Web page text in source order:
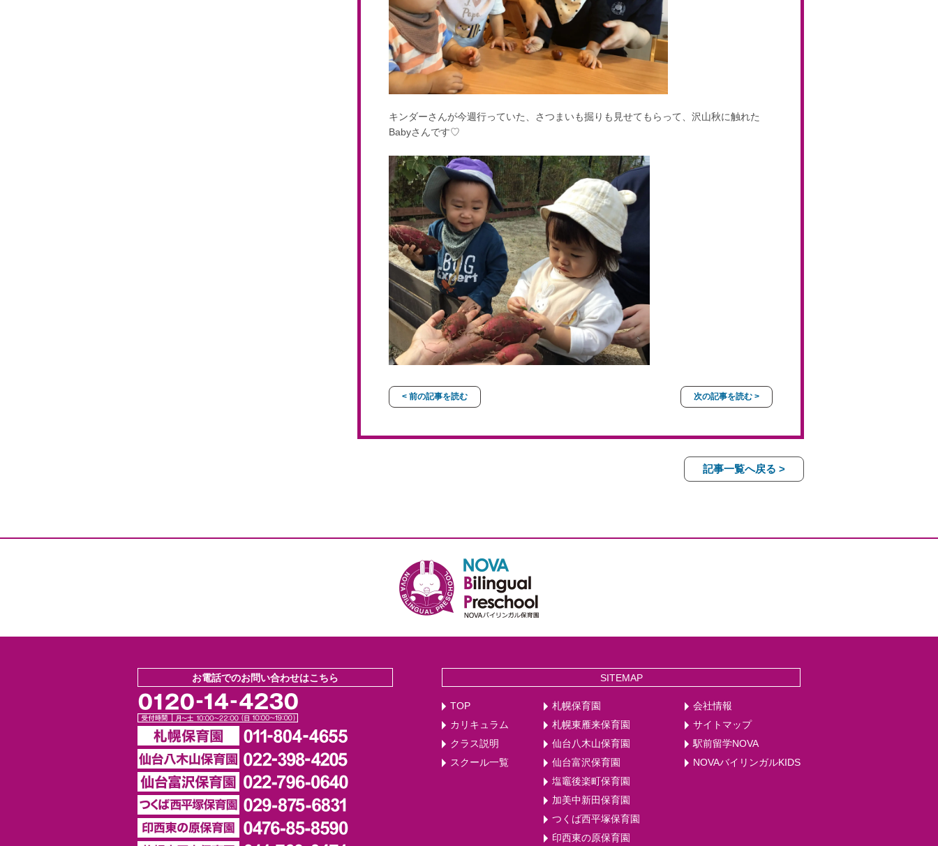
キンダーさんが今週行っていた、さつまいも掘りも見せてもらって、沢山秋に触れた
Babyさんです♡
< 前の記事を読む 次の記事を読む >
記事一覧へ戻る >
SITEMAP
TOP
カリキュラム
クラス説明
スクール一覧
札幌保育園
札幌東雁来保育園
仙台八木山保育園
仙台富沢保育園
塩竈後楽町保育園
加美中新田保育園
つくば西平塚保育園
印西東の原保育園
会社情報
サイトマップ
駅前留学NOVA
NOVAバイリンガルKIDS
お電話でのお問い合わせはこちら